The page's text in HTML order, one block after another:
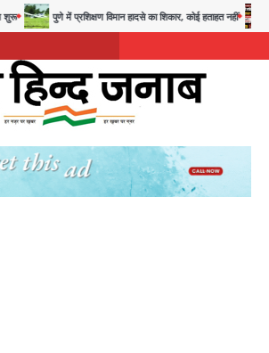
विमान हादसे का शिकार, कोई हताहत नहीं Greater Noida